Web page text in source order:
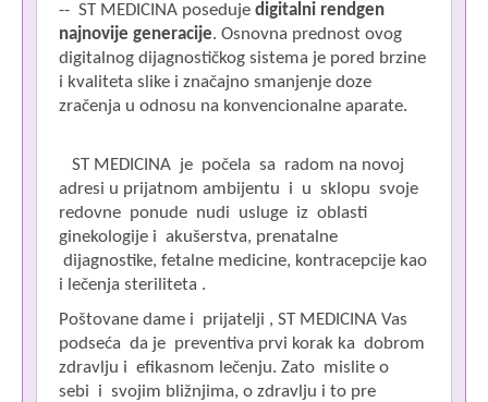
-- ST MEDICINA poseduje digitalni rendgen
najnovije generacije. Osnovna prednost ovog
digitalnog dijagnostičkog sistema je pored brzine
i kvaliteta slike i značajno smanjenje doze
zračenja u odnosu na konvencionalne aparate.
ST MEDICINA je počela sa radom na novoj
adresi u prijatnom ambijentu i u sklopu svoje
redovne ponude nudi usluge iz oblasti
ginekologije i akušerstva, prenatalne
dijagnostike, fetalne medicine, kontracepcije kao
i lečenja steriliteta .
Poštovane dame i prijatelji , ST MEDICINA Vas
podseća da je preventiva prvi korak ka dobrom
zdravlju i efikasnom lečenju. Zato mislite o
sebi i svojim bližnjima, o zdravlju i to pre